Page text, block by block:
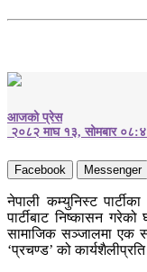
आजको प्रेस
२०८२ माघ १३, सोमबार
Facebook Messenger
नेपाली कम्युनिस्ट
पार्टीबाट निष्कासन
सामाजिक सञ्जालमा एक
‘प्रचण्ड’ को